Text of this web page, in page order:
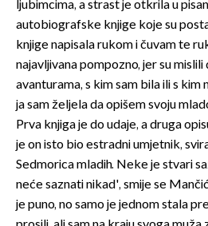
ljubimcima, a strast je otkrila u
autobiografske knjige koje su
knjige napisala rukom i čuvam te
najavljivana pompozno, jer su mislili
avanturama, s kim sam bila ili s kim
ja sam željela da opišem svoju
Prva knjiga je do udaje, a druga
je on isto bio estradni umjetnik,
Sedmorica mladih. Neke je stvari
neće saznati nikad', smije se
je puno, no samo je jednom stala